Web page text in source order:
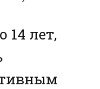
14 лет,